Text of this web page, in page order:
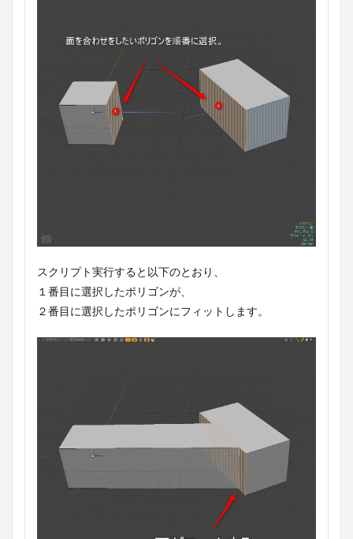
スクリプト実行すると以下のとおり、
１番目に選択したポリゴンが、
２番目に選択したポリゴンにフィットします。